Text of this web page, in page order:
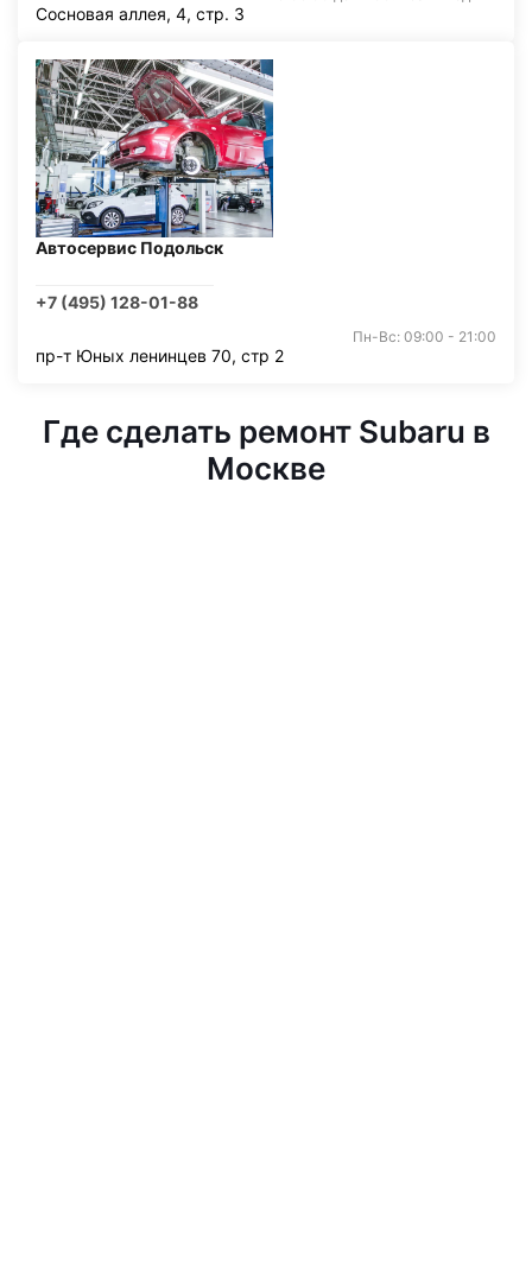
Сосновая аллея, 4, стр. 3
Автосервис Подольск
+7 (495) 128-01-88
Пн-Вс: 09:00 - 21:00
пр-т Юных ленинцев 70, стр 2
Где сделать ремонт Subaru в
Москве